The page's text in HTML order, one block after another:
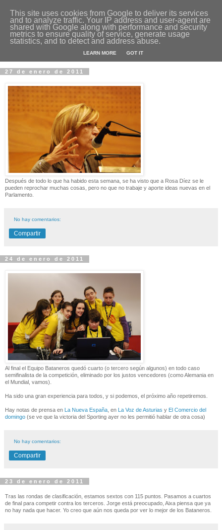
Fotos y Cosas
Miguel Sáenz de Santa María Elizalde
27 de enero de 2011
Después de todo lo que ha habido esta semana, se ha visto que a Rosa Díez se le
pueden reprochar muchas cosas, pero no que no trabaje y aporte ideas nuevas en el
Parlamento.
No hay comentarios:
Compartir
24 de enero de 2011
Al final el Equipo Bataneros quedó cuarto (o tercero según algunos) en todo caso
semifinalista de la competición, eliminado por los justos vencedores (como Alemania en
el Mundial, vamos).
Ha sido una gran experiencia para todos, y si podemos, el próximo año repetiremos.
Hay notas de prensa en La Nueva España , en La Voz de Asturias y El Comercio del
domingo (se ve que la victoria del Sporting ayer no les permitió hablar de otra cosa)
No hay comentarios:
Compartir
23 de enero de 2011
Tras las rondas de clasificación, estamos sextos con 115 puntos. Pasamos a cuartos
de final para competir contra los terceros. Jorge está preocupado, Aixa piensa que ya
no hay nada que hacer. Yo creo que aún nos queda por ver lo mejor de los Bataneros.
This site uses cookies from Google to deliver its services
and to analyze traffic. Your IP address and user-agent are
shared with Google along with performance and security
metrics to ensure quality of service, generate usage
statistics, and to detect and address abuse.
LEARN MORE GOT IT